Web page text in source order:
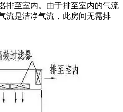
排至室内。由于排至室内的气流
流是洁净气流，此房间无需排